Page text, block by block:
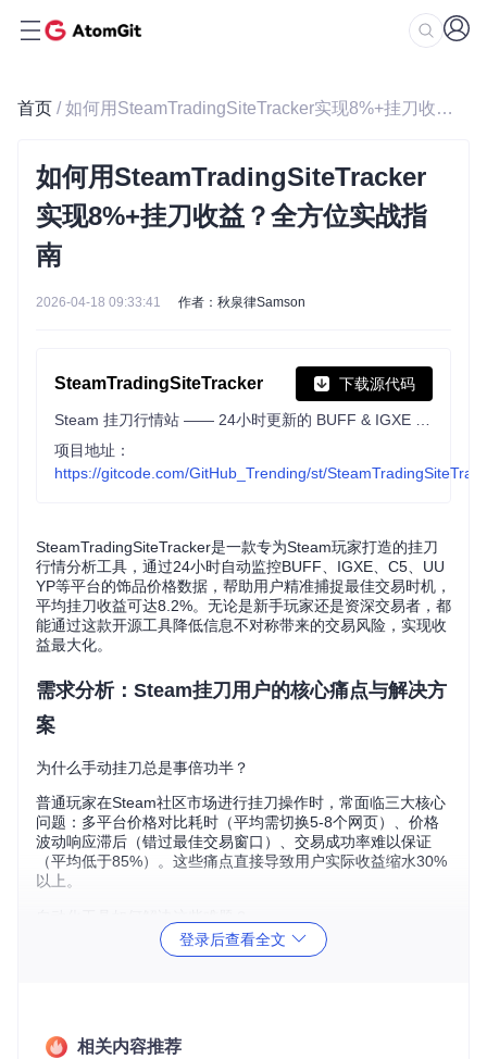
首页 / 如何用SteamTradingSiteTracker实现8%+挂刀收益？全方位实战指南
如何用SteamTradingSiteTracker
实现8%+挂刀收益？全方位实战指
南
2026-04-18 09:33:41 作者：秋泉律Samson
SteamTradingSiteTracker 下载源代码
项目地址：
https://gitcode.com/GitHub_Trending/st/
SteamTradingSiteTracker是一款专为Steam玩家打造的挂刀
行情分析工具，通过24小时自动监控BUFF、IGXE、C5、UU
YP等平台的饰品价格数据，帮助用户精准捕捉最佳交易时机，
平均挂刀收益可达8.2%。无论是新手玩家还是资深交易者，都
能通过这款开源工具降低信息不对称带来的交易风险，实现收
益最大化。
需求分析：Steam挂刀用户的核心痛点与解决方
案
为什么手动挂刀总是事倍功半？
普通玩家在Steam社区市场进行挂刀操作时，常面临三大核心
问题：多平台价格对比耗时（平均需切换5-8个网页）、价格
波动响应滞后（错过最佳交易窗口）、交易成功率难以保证
（平均低于85%）。这些痛点直接导致用户实际收益缩水30%
以上。
SteamTradingSiteTracker通过 分布式爬虫架构
登录后查看全文
相关内容推荐